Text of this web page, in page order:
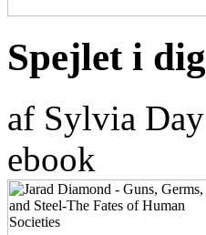
Spejlet i dig
af Sylvia Day
ebook